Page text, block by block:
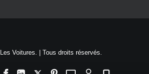
Voitures. | Tous droits réservés.